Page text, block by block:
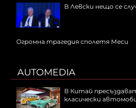
В Левски нещо се
Огромна трагедия сполетя Меси
AUTOMEDIA
В Китай
класически